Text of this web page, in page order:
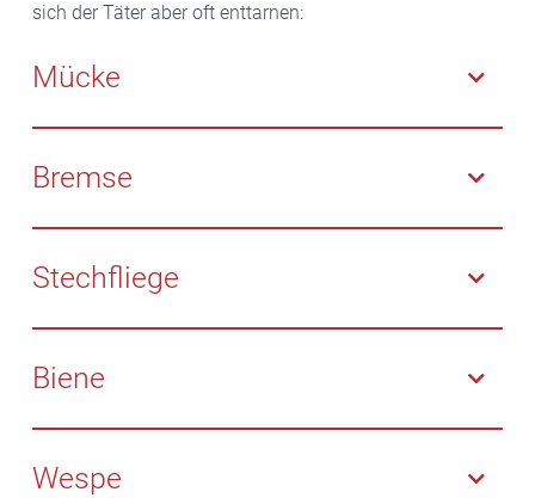
sich der Täter aber oft enttarnen:
Mücke
Es bildet sich eine kleine Quaddel um die
Einstichstelle: sehr starker Juckreiz, Schmerz gering.
Bremse
Um die Einstichstelle können Blutergüsse entstehen,
zum Teil blutet es nach: relativ starker Juckreiz und
relativ starke Schmerzen.
Stechfliege
Die Einstichstelle kann bluten: relativ starker Juckreiz
und etwas schmerzhaft.
Biene
Die Biene stirbt nach dem Stich, ihr Stachel bleibt an
der Einstichstelle hängen: leichter Juckreiz, relativ
Wespe